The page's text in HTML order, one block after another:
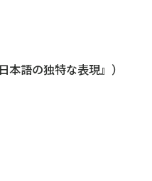
語の独特な表現』）